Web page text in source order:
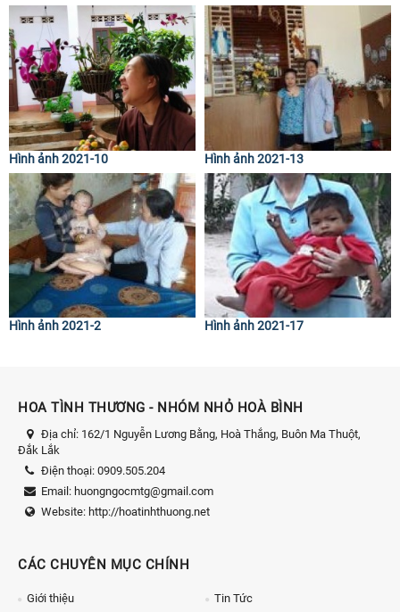
Hình ảnh 2021-10 Hình ảnh 2021-13
Hình ảnh 2021-2 Hình ảnh 2021-17
HOA TÌNH THƯƠNG - NHÓM NHỎ HOÀ BÌNH
Địa chỉ: 162/1 Nguyễn Lương Bằng, Hoà Thắng, Buôn Ma Thuột,
Đắk Lắk
Điện thoại: 0909.505.204
Email: huongngocmtg@gmail.com
Website: http://hoatinhthuong.net
CÁC CHUYÊN MỤC CHÍNH
Giới thiệu Tin Tức